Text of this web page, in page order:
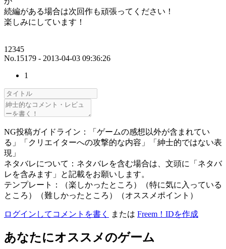
続編がある場合は次回作も頑張ってください！
楽しみにしています！
12345
No.15179 - 2013-04-03 09:36:26
1
NG投稿ガイドライン：「ゲームの感想以外が含まれてい
る」「クリエイターへの攻撃的な内容」「紳士的ではない表
現」
ネタバレについて：ネタバレを含む場合は、文頭に「ネタバ
レを含みます」と記載をお願いします。
テンプレート：（楽しかったところ）（特に気に入っている
ところ）（難しかったところ）（オススメポイント）
ログインしてコメントを書く または Freem！IDを作成
あなたにオススメのゲーム